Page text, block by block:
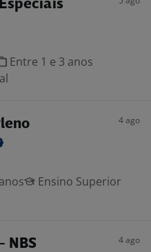
Entre 1 e 3 anos
4 ago
Ensino Superior
NBS 4 ago